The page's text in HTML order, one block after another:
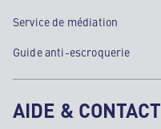
Service de médiation
Guide anti-escroquerie
AIDE & CONTACT